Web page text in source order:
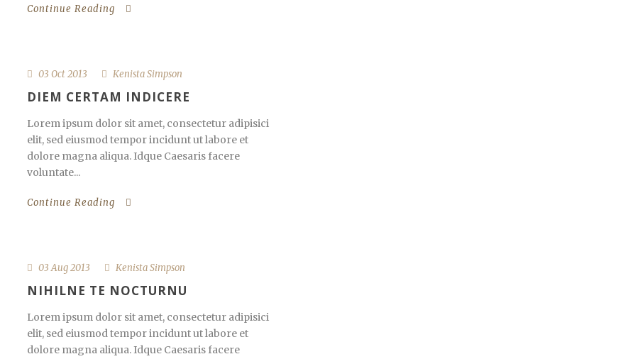
Continue Reading
03 Oct 2013 Kenista Simpson
DIEM CERTAM INDICERE
Lorem ipsum dolor sit amet, consectetur adipisici
elit, sed eiusmod tempor incidunt ut labore et
dolore magna aliqua. Idque Caesaris facere
voluntate...
Continue Reading
03 Aug 2013 Kenista Simpson
NIHILNE TE NOCTURNU
Lorem ipsum dolor sit amet, consectetur adipisici
elit, sed eiusmod tempor incidunt ut labore et
dolore magna aliqua. Idque Caesaris facere